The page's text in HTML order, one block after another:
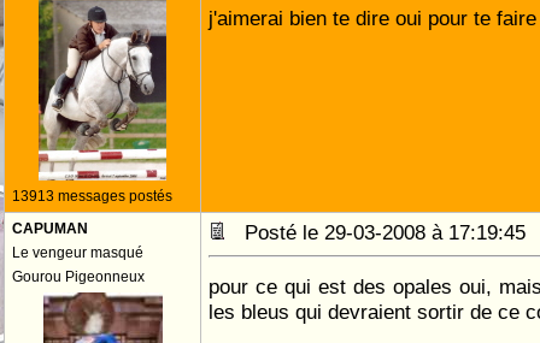
13913 messages postés
j'aimerai bien te dire oui pour te
CAPUMAN
Le vengeur masqué
Gourou Pigeonneux
Posté le 29-03-2008 à
pour ce qui est des opales oui,
les bleus qui devraient sortir de ce